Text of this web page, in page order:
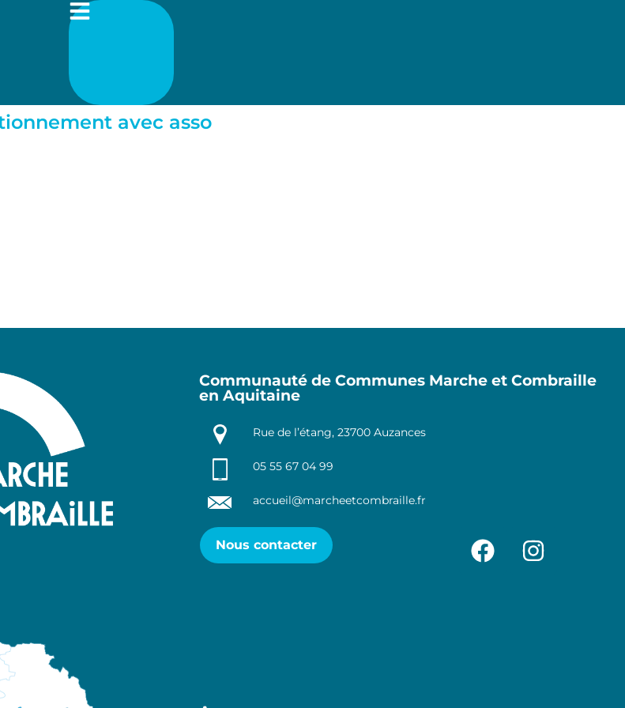
avec asso
Communauté de Communes Marche et Combraille
en Aquitaine
Rue de l’étang, 23700 Auzances
05 55 67 04 99
accueil@marcheetcombraille.fr
Nous contacter